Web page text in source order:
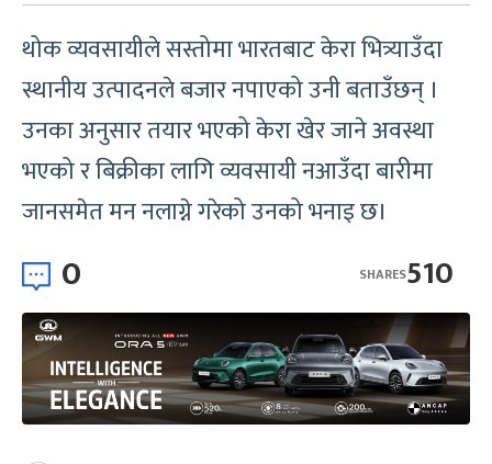
थोक व्यवसायीले सस्तोमा भारतबाट केरा भित्र्याउँदा
स्थानीय उत्पादनले बजार नपाएको उनी बताउँछन् ।
उनका अनुसार तयार भएको केरा खेर जाने अवस्था
भएको र बिक्रीका लागि व्यवसायी नआउँदा बारीमा
जानसमेत मन नलाग्ने गरेको उनको भनाइ छ।
0 510
SHARES